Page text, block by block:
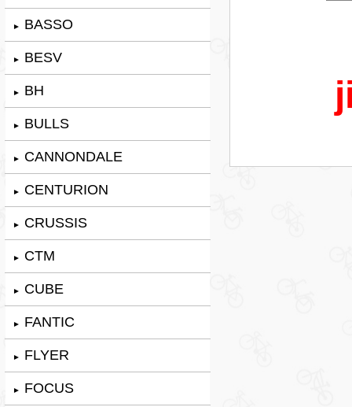
► BASSO
► BESV
► BH
► BULLS
► CANNONDALE
► CENTURION
► CRUSSIS
► CTM
► CUBE
► FANTIC
► FLYER
► FOCUS